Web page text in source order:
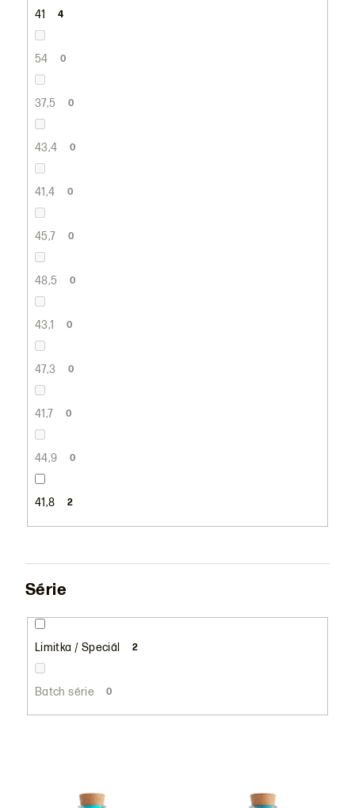
41 4
54 0
37,5 0
43,4 0
41,4 0
45,7 0
48,5 0
43,1 0
47,3 0
41,7 0
44,9 0
41,8 2
Série
Limitka / Speciál 2
Batch série 0